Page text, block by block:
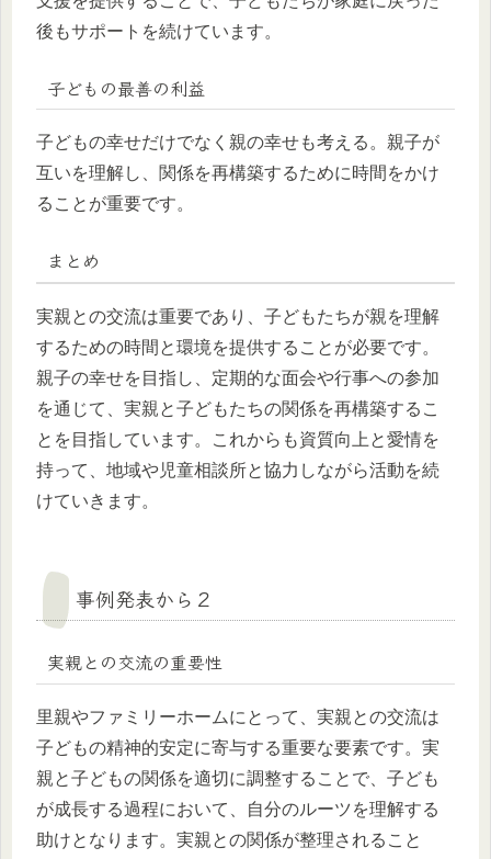
後もサポートを続けています。
子どもの最善の利益
子どもの幸せだけでなく親の幸せも考える。親子が
互いを理解し、関係を再構築するために時間をかけ
ることが重要です。
まとめ
実親との交流は重要であり、子どもたちが親を理解
するための時間と環境を提供することが必要です。
親子の幸せを目指し、定期的な面会や行事への参加
を通じて、実親と子どもたちの関係を再構築するこ
とを目指しています。これからも資質向上と愛情を
持って、地域や児童相談所と協力しながら活動を続
けていきます。
事例発表から２
実親との交流の重要性
里親やファミリーホームにとって、実親との交流は
子どもの精神的安定に寄与する重要な要素です。実
親と子どもの関係を適切に調整することで、子ども
が成長する過程において、自分のルーツを理解する
助けとなります。実親との関係が整理されること